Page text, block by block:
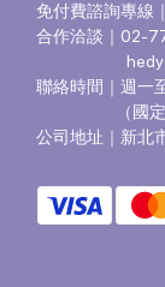
免付費諮詢專
合作洽談｜02-
聯絡時間｜週一
（國定假
公司地址｜新北